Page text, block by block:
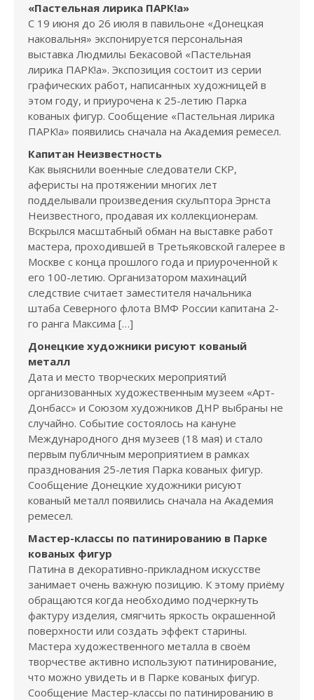
«Пастельная лирика ПАРК!а»
С 19 июня до 26 июля в павильоне «Донецкая
наковальня» экспонируется персональная
выставка Людмилы Бекасовой «Пастельная
лирика ПАРК!а». Экспозиция состоит из серии
графических работ, написанных художницей в
этом году, и приурочена к 25-летию Парка
кованых фигур. Сообщение «Пастельная лирика
ПАРК!а» появились сначала на Академия ремесел.
Капитан Неизвестность
Как выяснили военные следователи СКР,
аферисты на протяжении многих лет
подделывали произведения скульптора Эрнста
Неизвестного, продавая их коллекционерам.
Вскрылся масштабный обман на выставке работ
мастера, проходившей в Третьяковской галерее в
Москве с конца прошлого года и приуроченной к
его 100-летию. Организатором махинаций
следствие считает заместителя начальника
штаба Северного флота ВМФ России капитана 2-
го ранга Максима […]
Донецкие художники рисуют кованый
металл
Дата и место творческих мероприятий
организованных художественным музеем «Арт-
Донбасс» и Союзом художников ДНР выбраны не
случайно. Событие состоялось на кануне
Международного дня музеев (18 мая) и стало
первым публичным мероприятием в рамках
празднования 25-летия Парка кованых фигур.
Сообщение Донецкие художники рисуют
кованый металл появились сначала на Академия
ремесел.
Мастер-классы по патинированию в Парке
кованых фигур
Патина в декоративно-прикладном искусстве
занимает очень важную позицию. К этому приёму
обращаются когда необходимо подчеркнуть
фактуру изделия, смягчить яркость окрашенной
поверхности или создать эффект старины.
Мастера художественного металла в своём
творчестве активно используют патинирование,
что можно увидеть и в Парке кованых фигур.
Сообщение Мастер-классы по патинированию в